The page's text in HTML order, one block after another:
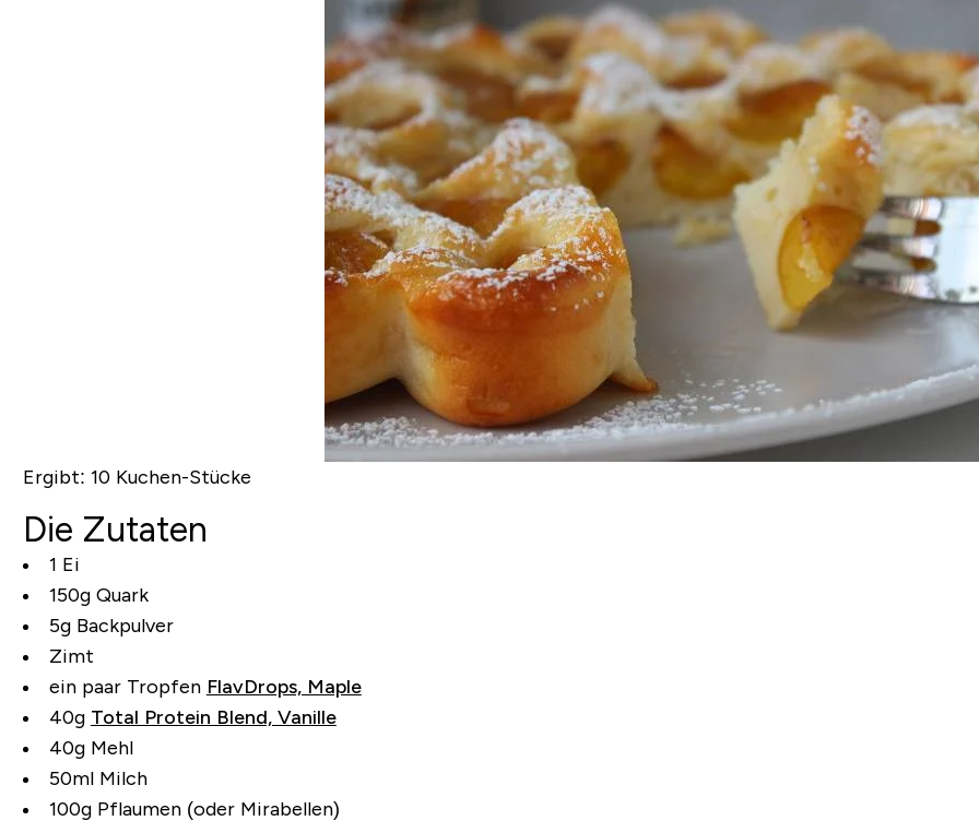
Ergibt: 10 Kuchen-Stücke
Die Zutaten
1 Ei
150g Quark
5g Backpulver
Zimt
ein paar Tropfen FlavDrops, Maple
40g Total Protein Blend, Vanille
40g Mehl
50ml Milch
100g Pflaumen (oder Mirabellen)